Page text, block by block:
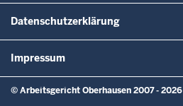
Datenschutzerklärung
Impressum
© Arbeitsgericht Oberhausen 2007 - 2026